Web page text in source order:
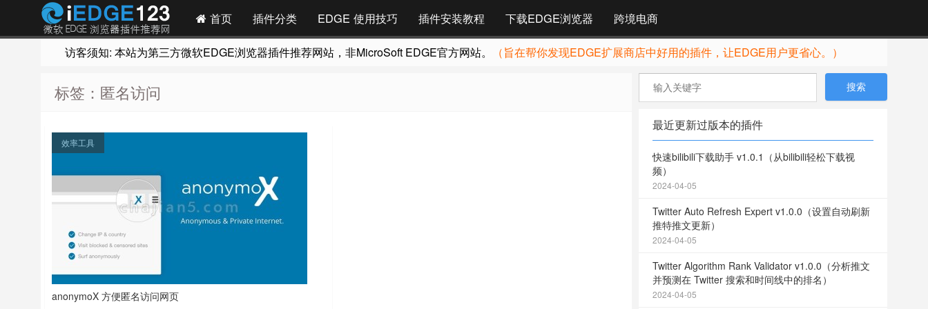
首页 插件分类 EDGE 使用技巧 插件安装教程 下载EDGE浏览器 跨境电商
访客须知: 本站为第三方微软EDGE浏览器插件推荐网站，非MicroSoft EDGE官方网站。 （旨在帮你发现EDGE扩展商店中好用的插件，让EDGE用户更省心。）
标签：匿名访问
效率工具
anonymoX 方便匿名访问网页
最近更新过版本的插件
快速bilibili下载助手 v1.0.1（从bilibili轻松下载视
频）
2024-04-05
Twitter Auto Refresh Expert v1.0.0（设置自动刷新
推特推文更新）
2024-04-05
Twitter Algorithm Rank Validator v1.0.0（分析推文
并预测在 Twitter 搜索和时间线中的排名）
2024-04-05